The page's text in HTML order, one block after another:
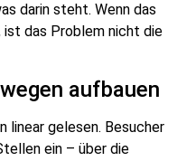
darin steht. Wenn das
das Problem nicht die
aufbauen
linear gelesen. Besucher
ein – über die